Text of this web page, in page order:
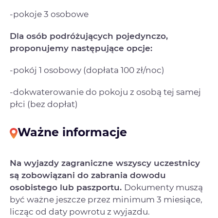
-pokoje 3 osobowe
Dla osób podróżujących pojedynczo,
proponujemy następujące opcje:
-pokój 1 osobowy (dopłata 100 zł/noc)
-dokwaterowanie do pokoju z osobą tej samej
płci (bez dopłat)
Ważne informacje
Na wyjazdy zagraniczne wszyscy uczestnicy
są zobowiązani do zabrania dowodu
osobistego lub paszportu. Dokumenty muszą
być ważne jeszcze przez minimum 3 miesiące,
licząc od daty powrotu z wyjazdu.